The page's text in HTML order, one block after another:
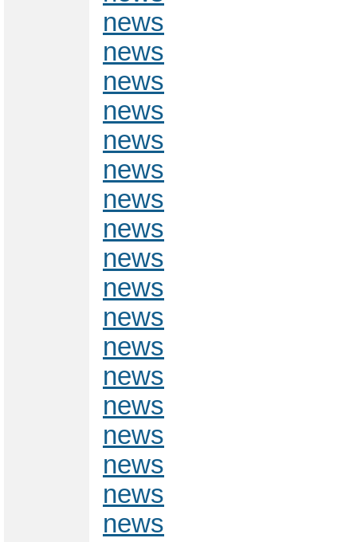
news
news
news
news
news
news
news
news
news
news
news
news
news
news
news
news
news
news